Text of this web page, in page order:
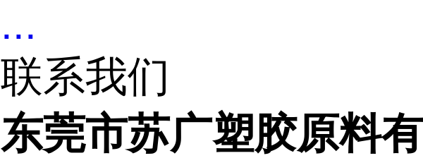
...
联系我们
东莞市苏广塑胶原料